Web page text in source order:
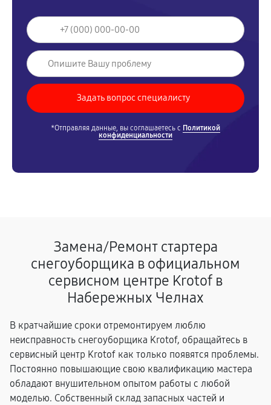
*Отправляя данные, вы соглашаетесь с Политикой
конфиденциальности
Замена/Pемонт стартера
снегоуборщика в официальном
сервисном центре Krotof в
Набережных Челнах
В кратчайшие сроки отремонтируем люблю
неисправность снегоуборщика Krotof, обращайтесь в
сервисный центр Krotof как только появятся проблемы.
Постоянно повышающие свою квалификацию мастера
обладают внушительном опытом работы с любой
моделью. Собственный склад запасных частей и